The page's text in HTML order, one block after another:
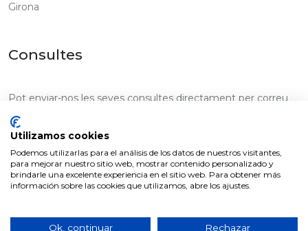
Girona
Consultes
Pot enviar-nos les seves consultes directament per correu
electrònic amb el següent botó
Escriure consulta
Utilizamos cookies
Podemos utilizarlas para el análisis de los datos de nuestros visitantes,
para mejorar nuestro sitio web, mostrar contenido personalizado y
brindarle una excelente experiencia en el sitio web. Para obtener más
información sobre las cookies que utilizamos, abre los ajustes.
Ok, continuar Rechazar